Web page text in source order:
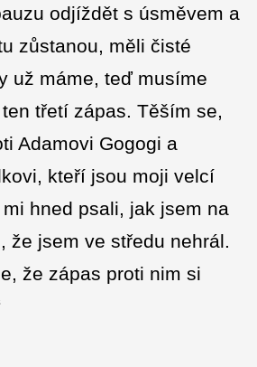
odjíždět s úsměvem a
zůstanou, měli čisté
už máme, teď musíme
třetí zápas. Těším se,
Adamovi Gogogi a
kteří jsou moji velcí
hned psali, jak jsem na
že jsem ve středu nehrál.
že zápas proti nim si